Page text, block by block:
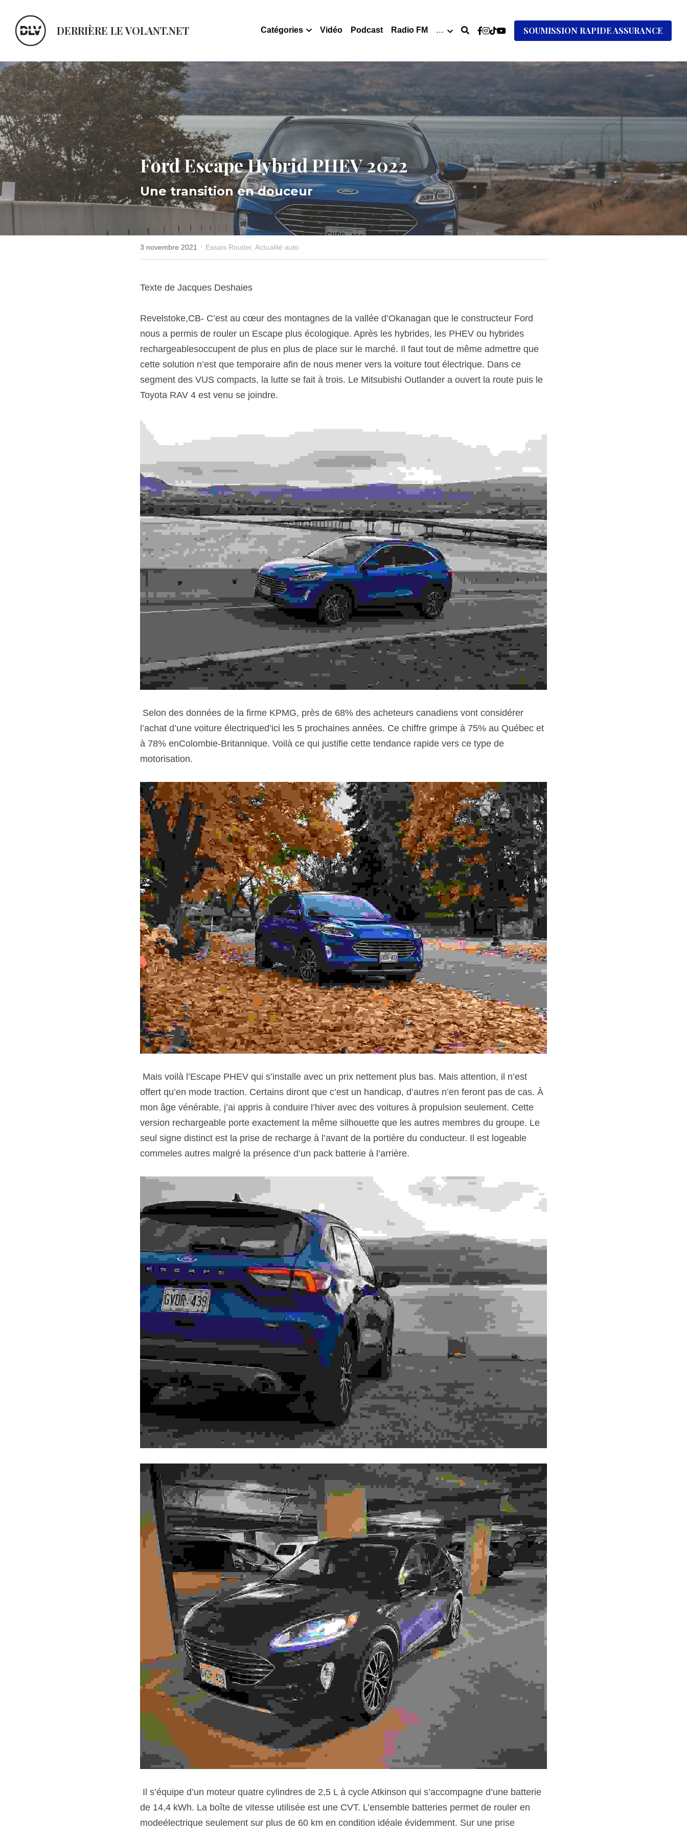
DERRIÈRE LE VOLANT.NET Catégories Vidéo Podcast Radio FM … SOUMISSION RAPIDE ASSURANCE
Ford Escape Hybrid PHEV 2022
Une transition en douceur
3 novembre 2021 · Essais Routier, Actualité auto
Texte de Jacques Deshaies
Revelstoke,CB- C’est au cœur des montagnes de la vallée d’Okanagan que le constructeur Ford
nous a permis de rouler un Escape plus écologique. Après les hybrides, les PHEV ou hybrides
rechargeablesoccupent de plus en plus de place sur le marché. Il faut tout de même admettre que
cette solution n’est que temporaire afin de nous mener vers la voiture tout électrique. Dans ce
segment des VUS compacts, la lutte se fait à trois. Le Mitsubishi Outlander a ouvert la route puis le
Toyota RAV 4 est venu se joindre.
l’achat d’une voiture électriqued’ici les 5 prochaines années. Ce chiffre grimpe à 75% au Québec et
à 78% enColombie-Britannique. Voilà ce qui justifie cette tendance rapide vers ce type de
motorisation.
offert qu’en mode traction. Certains diront que c’est un handicap, d’autres n’en feront pas de cas. À
mon âge vénérable, j’ai appris à conduire l’hiver avec des voitures à propulsion seulement. Cette
version rechargeable porte exactement la même silhouette que les autres membres du groupe. Le
seul signe distinct est la prise de recharge à l’avant de la portière du conducteur. Il est logeable
commeles autres malgré la présence d’un pack batterie à l’arrière.
de 14,4 kWh. La boîte de vitesse utilisée est une CVT. L’ensemble batteries permet de rouler en
modeélectrique seulement sur plus de 60 km en condition idéale évidemment. Sur une prise